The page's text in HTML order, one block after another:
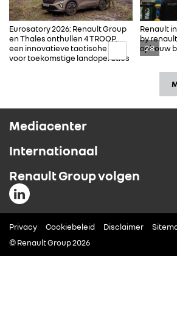
Eurosatory 2026: Renault Group
en Thales onthullen 4 TROOP,
een innovatieve tactische auto
voor toekomstige landoperaties
28
Renault
by
opbouw
Mediacenter
Internationaal
Renault Group volgen
Privacy Cookiebeleid Disclaimer
© Renault Group 2026